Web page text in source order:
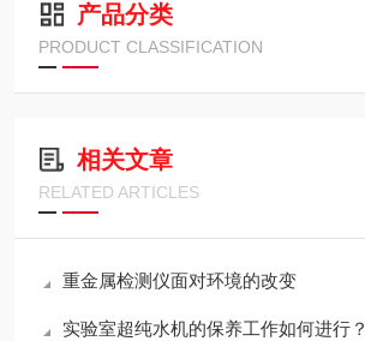
产品分类
PRODUCT CLASSIFICATION
相关文章
RELATED ARTICLES
重金属检测仪面对环境的改变
实验室超纯水机的保养工作如何进行？